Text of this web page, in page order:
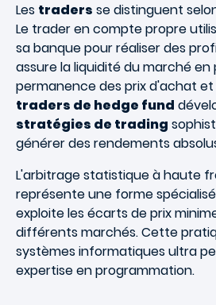
Les traders se distinguent
Le trader en compte propre
sa banque pour réaliser des
assure la liquidité du marché
permanence des prix d'achat et
traders de hedge fund
stratégies de trading
générer des rendements
L'arbitrage statistique à haute
représente une forme
exploite les écarts de prix
différents marchés. Cette
systèmes informatiques ultra
expertise en programmation.